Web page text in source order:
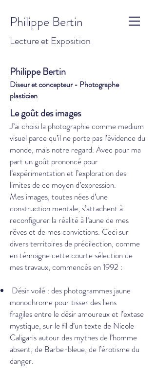
Philippe Bertin
Lecture et Exposition
Philippe Bertin
Diseur et concepteur - Photographe
plasticien
Le goût des images
J’ai choisi la photographie comme medium
visuel parce qu’il ne porte pas l’évidence du
monde, mais notre regard. Avec pour ma
part un goût prononcé pour
l’expérimentation et l’exploration des
limites de ce moyen d’expression.
Mes images, toutes nées d’une
construction mentale, s’attachent à
reconfigurer la réalité à l’aune de mes
rêves et de mes convictions. Ceci sur
divers territoires de prédilection, comme
en témoigne cette courte sélection de
mes travaux, commencés en 1992 :
Désir voilé : des photogrammes jaune
monochrome pour tisser des liens
fragiles entre le désir amoureux et l’extase
mystique, sur le fil d’un texte de Nicole
Caligaris autour des mythes de l’homme
absent, de Barbe-bleue, de l’érotisme du
danger.